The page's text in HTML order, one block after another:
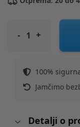
STOKKE ogradica
100%
Jamčimo
Detalji o